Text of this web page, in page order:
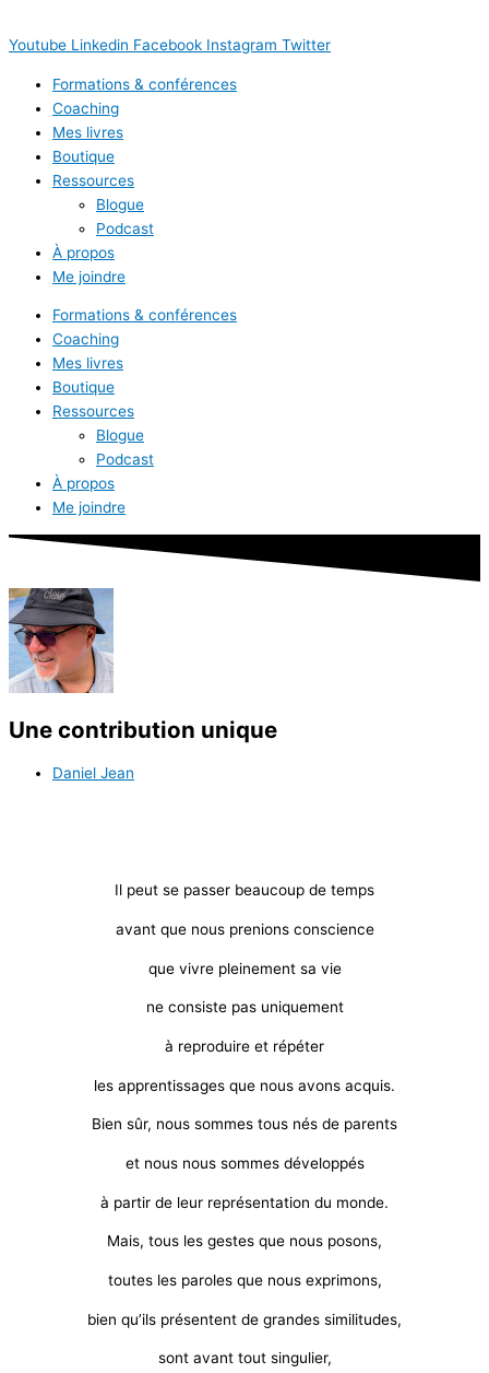
Youtube Linkedin Facebook Instagram Twitter
Formations & conférences
Coaching
Mes livres
Boutique
Ressources
Blogue
Podcast
À propos
Me joindre
Formations & conférences
Coaching
Mes livres
Boutique
Ressources
Blogue
Podcast
À propos
Me joindre
Une contribution unique
Daniel Jean
Il peut se passer beaucoup de temps
avant que nous prenions conscience
que vivre pleinement sa vie
ne consiste pas uniquement
à reproduire et répéter
les apprentissages que nous avons acquis.
Bien sûr, nous sommes tous nés de parents
et nous nous sommes développés
à partir de leur représentation du monde.
Mais, tous les gestes que nous posons,
toutes les paroles que nous exprimons,
bien qu’ils présentent de grandes similitudes,
sont avant tout singulier,